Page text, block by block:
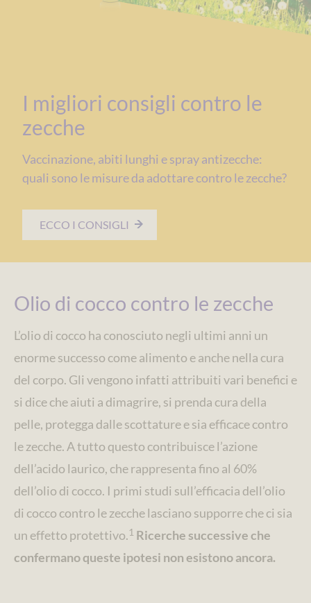
I migliori consigli contro le
zecche
Vaccinazione, abiti lunghi e spray antizecche:
quali sono le misure da adottare contro le zecche?
ECCO I CONSIGLI
Olio di cocco contro le zecche
L’olio di cocco ha conosciuto negli ultimi anni un
enorme successo come alimento e anche nella cura
del corpo. Gli vengono infatti attribuiti vari benefici e
si dice che aiuti a dimagrire, si prenda cura della
pelle, protegga dalle scottature e sia efficace contro
le zecche. A tutto questo contribuisce l’azione
dell’acido laurico, che rappresenta fino al 60%
dell’olio di cocco. I primi studi sull’efficacia dell’olio
di cocco contro le zecche lasciano supporre che ci sia
un effetto protettivo.1 Ricerche successive che
confermano queste ipotesi non esistono ancora.